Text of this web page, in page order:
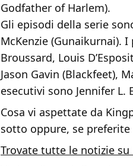
Godfather of Harlem).
Gli episodi della serie
McKenzie (Gunaikurnai).
Broussard, Louis
Jason Gavin (Blackfeet),
esecutivi sono Jennifer L.
Cosa vi aspettate da
sotto oppure, se
Trovate tutte le notizie su